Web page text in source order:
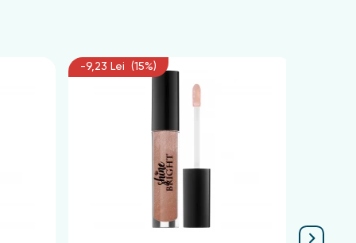
Communis Seed Oil, Petrolatum,
CI 45410, CI 75470, CI 77007, CI 77491, CI
de izoforonă, talc, silice, caolin,
borosilicat de calciu și aluminiu
-9,23 Lei (15%)